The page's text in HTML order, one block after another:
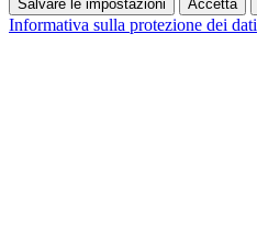
Salvare le impostazioni Accetta
Informativa sulla protezione dei dati